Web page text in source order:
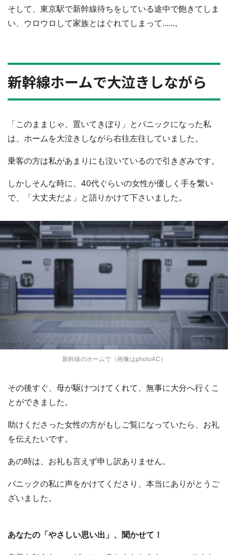
そして、東京駅で新幹線待ちをしている途中で飽きてしま
い、ウロウロして家族とはぐれてしまって......。
新幹線ホームで大泣きしながら
「このままじゃ、置いてきぼり」とパニックになった私
は、ホームを大泣きしながら右往左往していました。
乗客の方は私があまりにも泣いているので引きぎみです。
しかしそんな時に、40代ぐらいの女性が優しく手を繋い
で、「大丈夫だよ」と語りかけて下さいました。
新幹線のホームで（画像はphotoAC）
その後すぐ、母が駆けつけてくれて、無事に大分へ行くこ
とができました。
助けくださった女性の方がもしご覧になっていたら、お礼
を伝えたいです。
あの時は、お礼も言えず申し訳ありません。
パニックの私に声をかけてくださり、本当にありがとうご
ざいました。
あなたの「やさしい思い出」、聞かせて！